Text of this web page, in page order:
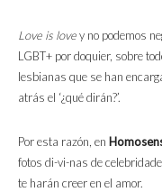
Love is lovey no podemos
LGBT+ por doquier, sobre
lesbianas que se han
atrás el ‘¿qué dirán?’.
Por esta razón, en
fotos di-vi-nas de
te harán creer en el amor.